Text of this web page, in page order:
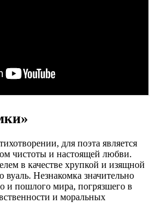
для поэта является
чистоты и настоящей любви.
в качестве хрупкой и изящной
Незнакомка значительно
и пошлого мира, погрязшего в
и моральных